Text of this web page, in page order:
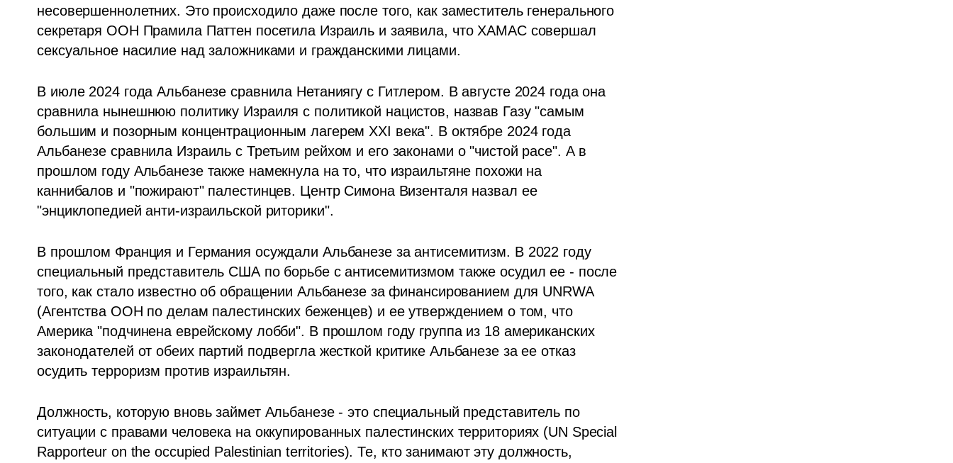
несовершеннолетних. Это происходило даже после того, как заместитель генерального
секретаря ООН Прамила Паттен посетила Израиль и заявила, что ХАМАС совершал
сексуальное насилие над заложниками и гражданскими лицами.
В июле 2024 года Альбанезе сравнила Нетаниягу с Гитлером. В августе 2024 года она
сравнила нынешнюю политику Израиля с политикой нацистов, назвав Газу "самым
большим и позорным концентрационным лагерем XXI века". В октябре 2024 года
Альбанезе сравнила Израиль с Третьим рейхом и его законами о "чистой расе". А в
прошлом году Альбанезе также намекнула на то, что израильтяне похожи на
каннибалов и "пожирают" палестинцев. Центр Симона Визенталя назвал ее
"энциклопедией анти-израильской риторики".
В прошлом Франция и Германия осуждали Альбанезе за антисемитизм. В 2022 году
специальный представитель США по борьбе с антисемитизмом также осудил ее - после
того, как стало известно об обращении Альбанезе за финансированием для UNRWA
(Агентства ООН по делам палестинских беженцев) и ее утверждением о том, что
Америка "подчинена еврейскому лобби". В прошлом году группа из 18 американских
законодателей от обеих партий подвергла жесткой критике Альбанезе за ее отказ
осудить терроризм против израильтян.
Должность, которую вновь займет Альбанезе - это специальный представитель по
ситуации с правами человека на оккупированных палестинских территориях (UN Special
Rapporteur on the occupied Palestinian territories). Те, кто занимают эту должность,